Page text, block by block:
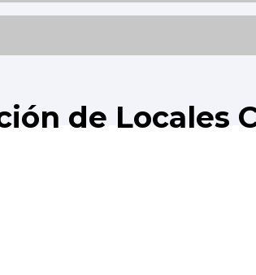
de Locales